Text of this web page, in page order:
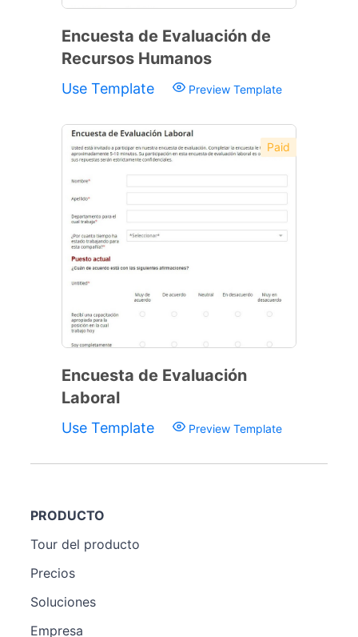
Encuesta de Evaluación de
Recursos Humanos
Use Template Preview Template
Paid
Encuesta de Evaluación
Laboral
Use Template Preview Template
PRODUCTO
Tour del producto
Precios
Soluciones
Empresa